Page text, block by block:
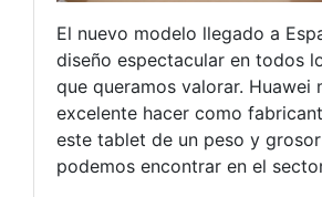
El nuevo modelo llegado a
diseño espectacular en todos
que queramos valorar. Huawei
excelente hacer como
este tablet de un peso y
podemos encontrar en el